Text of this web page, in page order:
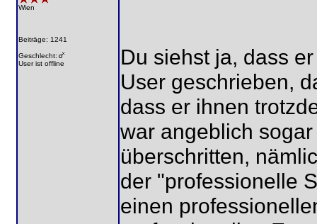
Wien
Beiträge: 1241
Geschlecht:
User ist offline
Du siehst ja, dass
User geschrieben,
dass er ihnen
war angeblich
überschritten,
der "professionelle
einen